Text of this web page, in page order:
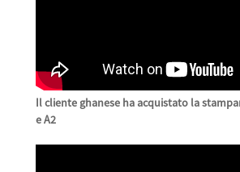
Il cliente ghanese ha acquistato la
e A2